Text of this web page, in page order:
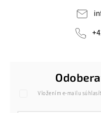
Vložením e-mailu